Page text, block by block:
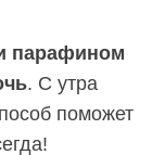
парафином
. С утра
поможет